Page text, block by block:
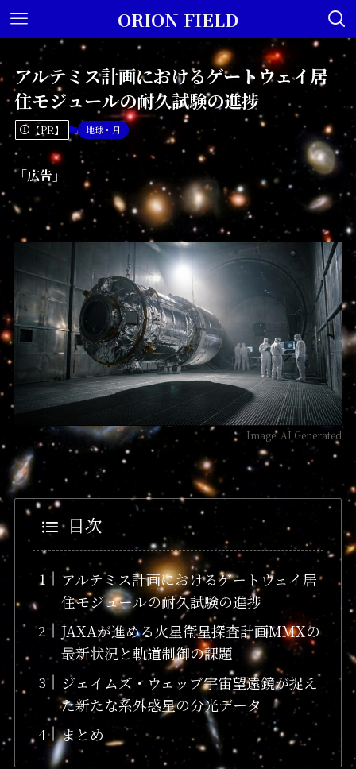
ORION FIELD
アルテミス計画におけるゲートウェイ居
住モジュールの耐久試験の進捗
【PR】 地球・月
「広告」
Image: AI Generated
目次
アルテミス計画におけるゲートウェイ居
住モジュールの耐久試験の進捗
JAXAが進める火星衛星探査計画MMXの
最新状況と軌道制御の課題
ジェイムズ・ウェッブ宇宙望遠鏡が捉え
た新たな系外惑星の分光データ
まとめ